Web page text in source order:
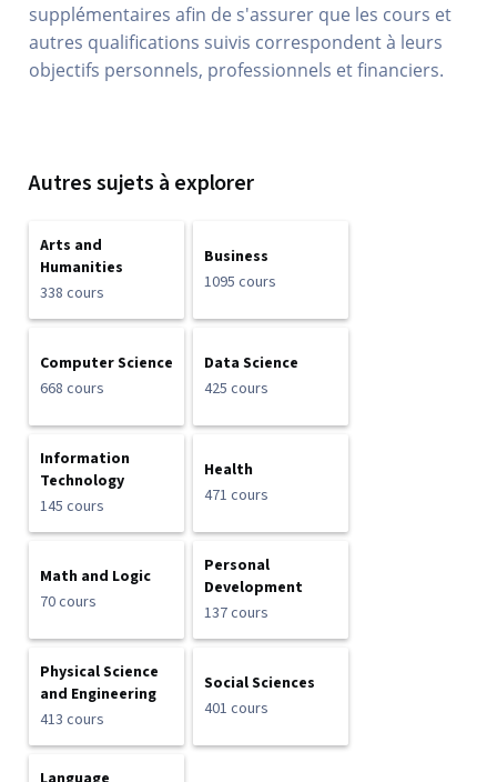
supplémentaires afin de s'assurer que les cours et
autres qualifications suivis correspondent à leurs
objectifs personnels, professionnels et financiers.
Autres sujets à explorer
Arts and
Humanities
338 cours
Business
1095 cours
Computer Science
668 cours
Data Science
425 cours
Information
Technology
145 cours
Health
471 cours
Math and Logic
70 cours
Personal
Development
137 cours
Physical Science
and Engineering
413 cours
Social Sciences
401 cours